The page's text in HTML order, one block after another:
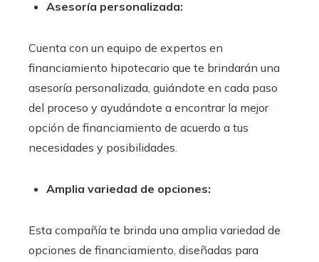
Asesoría personalizada:
Cuenta con un equipo de expertos en
financiamiento hipotecario que te brindarán una
asesoría personalizada, guiándote en cada paso
del proceso y ayudándote a encontrar la mejor
opción de financiamiento de acuerdo a tus
necesidades y posibilidades.
Amplia variedad de opciones:
Esta compañía te brinda una amplia variedad de
opciones de financiamiento, diseñadas para